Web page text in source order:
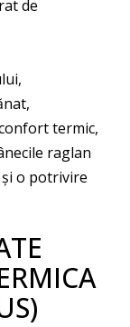
de
termic,
raglan
o potrivire